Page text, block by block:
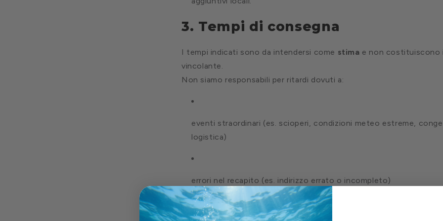
3. Tempi di consegna
I tempi indicati sono da intendersi come stima e non costituiscono
vincolante.
Non siamo responsabili per ritardi dovuti a:
eventi straordinari (es. scioperi, condizioni meteo estreme,
logistica)
errori nel recapito (es. indirizzo errato o incompleto)